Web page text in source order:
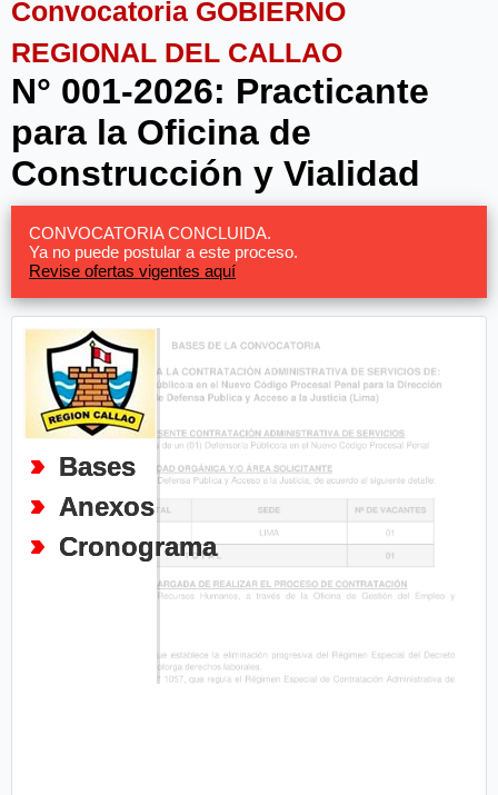
Convocatoria GOBIERNO
REGIONAL DEL CALLAO
N° 001-2026: Practicante
para la Oficina de
Construcción y Vialidad
CONVOCATORIA CONCLUIDA.
Ya no puede postular a este proceso.
Revise ofertas vigentes aquí
Bases
Anexos
Cronograma